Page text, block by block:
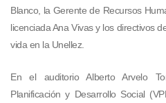
Blanco, la Gerente de Recursos
licenciada Ana Vivas y los directivos
vida en la Unellez.
En el auditorio Alberto Arvelo
Planificación y Desarrollo Social